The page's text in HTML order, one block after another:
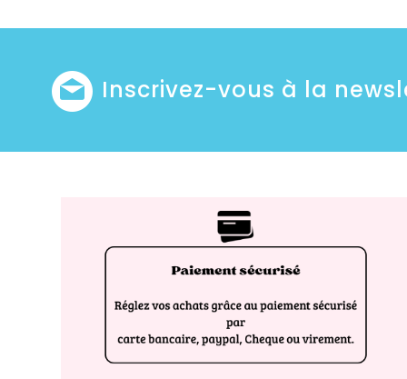
Inscrivez-vous à la